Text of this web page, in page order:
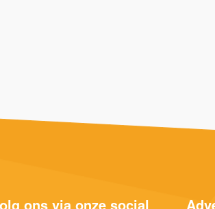
ons via onze social